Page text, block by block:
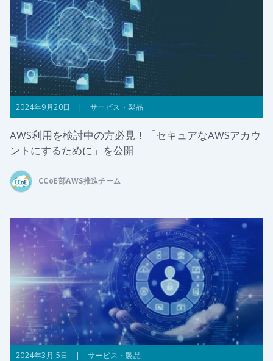
2024年9月20日 | サービス・製品
AWS利用を検討中の方必見！「セキュアなAWSアカウ
ントにするために」を公開
CCoE部AWS推進チーム
2024年3月 5日 | サービス・製品